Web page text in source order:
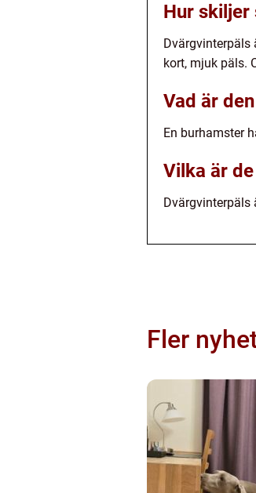
Hur skiljer
Dvärgvinterpäls
kort, mjuk päls.
Vad är
En burhamster
Vilka är
Dvärgvinterpäls
Fler